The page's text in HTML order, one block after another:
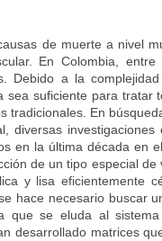
de muerte a nivel
En Colombia,
Debido a la
suficiente para tratar
tradicionales. En
diversas
en la última década en
de un tipo especial
y lisa eficientemente
hace necesario buscar
que se eluda al
desarrollado matrices